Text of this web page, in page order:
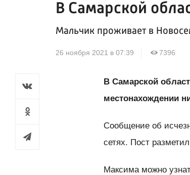
В Самарской
Мальчик проживает в
26 ноября 2021 в 07:39 7396
В Самарской
местонахождении
Сообщение об
сетях. Пост
Максима можно